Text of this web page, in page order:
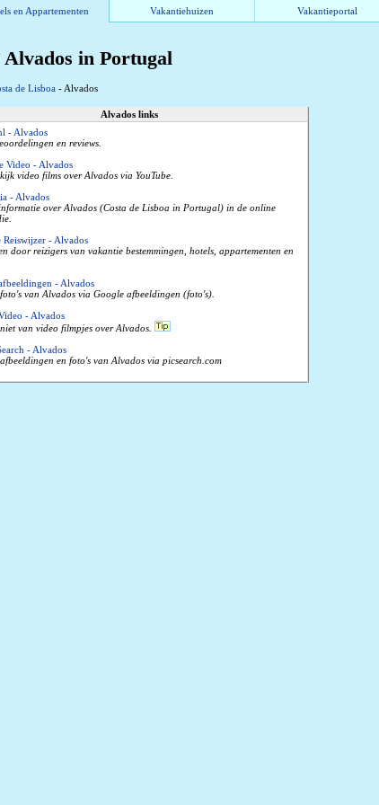
en Appartementen Vakantiehuizen Vakantieportal
in Portugal
de Lisboa - Alvados
Alvados links
- Alvados
en reviews.
Video - Alvados
video films over Alvados via YouTube.
- Alvados
over Alvados (Costa de Lisboa in Portugal) in de online
Reiswijzer - Alvados
door reizigers van vakantie bestemmingen, hotels, appartementen en
- Alvados
van Alvados via Google afbeeldingen (foto's).
- Alvados
van video filmpjes over Alvados.
- Alvados
en foto's van Alvados via picsearch.com